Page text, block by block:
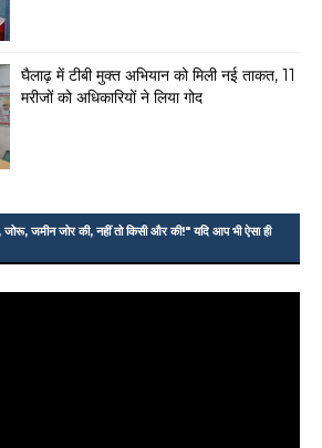
घैलाढ़ में टीबी मुक्त अभियान को मिली नई ताकत, 11
मरीजों को अधिकारियों ने लिया गोद
जमीन जोर की, नहीं तो किसी और की!" यदि आप भी ऐसा ही